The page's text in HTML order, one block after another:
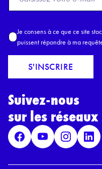
o
E
a
l
A
c
c
r
R
P
D
*
Je consens à ce que ce site
puissent répondre à ma
S'INSCRIRE
Suivez-nous
sur les réseaux